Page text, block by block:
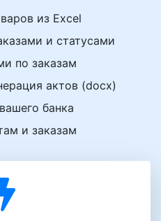
из Excel
и статусами
по заказам
актов (docx)
банка
и заказам